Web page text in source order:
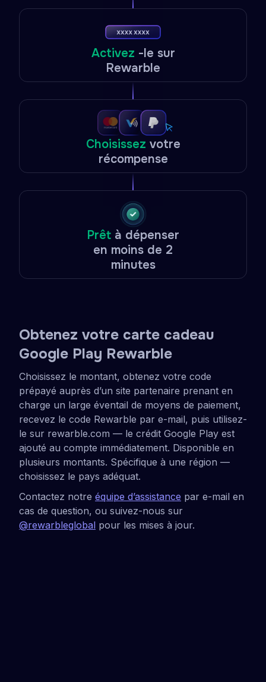
Activez -le sur
Rewarble
Choisissez votre
récompense
Prêt à dépenser
en moins de 2
minutes
Obtenez votre carte cadeau
Google Play Rewarble
Choisissez le montant, obtenez votre code
prépayé auprès d’un site partenaire prenant en
charge un large éventail de moyens de paiement,
recevez le code Rewarble par e-mail, puis utilisez-
le sur rewarble.com — le crédit Google Play est
ajouté au compte immédiatement. Disponible en
plusieurs montants. Spécifique à une région —
choisissez le pays adéquat.
Contactez notre équipe d’assistance par e-mail en
cas de question, ou suivez-nous sur
@rewarbleglobal pour les mises à jour.